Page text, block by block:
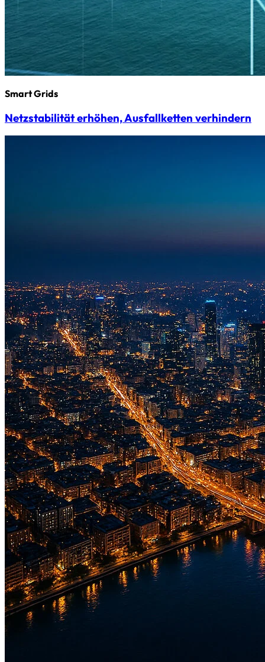
Smart Grids
Netzstabilität erhöhen, Ausfallketten verhindern